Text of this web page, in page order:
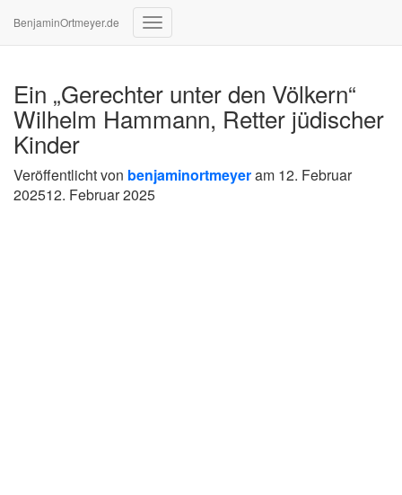
BenjaminOrtmeyer.de
Navigation
Ein „Gerechter unter den Völkern“
Wilhelm Hammann, Retter jüdischer
Kinder
Veröffentlicht von benjaminortmeyeram 12. Februar
202512. Februar 2025